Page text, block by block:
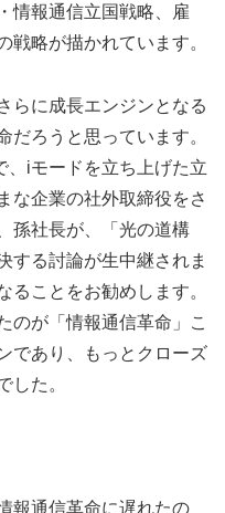
情報通信立国戦略、雇
戦略が描かれています。
らに成長エンジンとなる
だろうと思っています。
、iモードを立ち上げた立
な企業の社外取締役をさ
孫社長が、「光の道構
する討論が生中継されま
ることをお勧めします。
のが「情報通信革命」こ
であり、もっとクローズ
した。
報通信革命に遅れたの